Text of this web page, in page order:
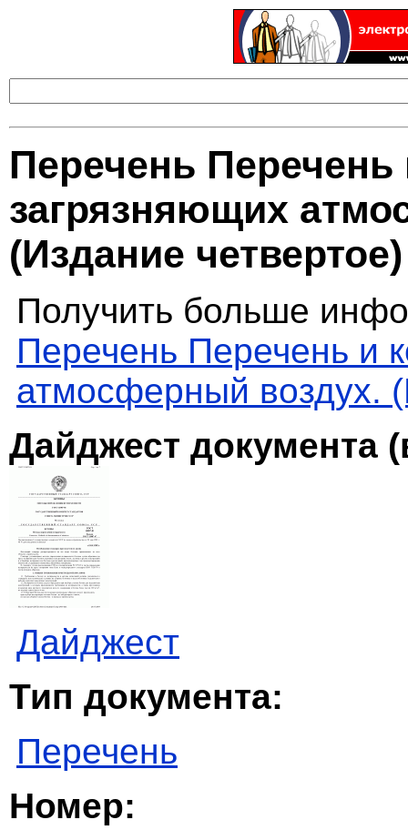
Перечень
загрязняющих
(Издание четвертое)
Получить больше
Перечень Перечень и
атмосферный воздух.
Дайджест документа
Дайджест
Тип документа:
Перечень
Номер: